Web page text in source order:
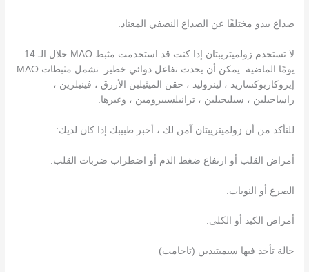
صداع يبدو مختلفًا عن الصداع النصفي المعتاد.
لا تستخدم زولميتريبتان إذا كنت قد استخدمت مثبط MAO خلال الـ 14
يومًا الماضية. يمكن أن يحدث تفاعل دوائي خطير. تشمل مثبطات MAO
إيزوكاربوكسازيد ، لينزوليد ، حقن الميثيلين الأزرق ، فينيلزين ،
راساجيلين ، سيليجيلين ، ترانيلسيبرومين ، وغيرها.
للتأكد من أن زولميتريبتان آمن لك ، أخبر طبيبك إذا كان لديك:
أمراض القلب أو ارتفاع ضغط الدم أو اضطراب ضربات القلب.
الصرع أو النوبات.
أمراض الكبد أو الكلى.
حالة تأخذ فيها سيميتيدين (تاجامت)